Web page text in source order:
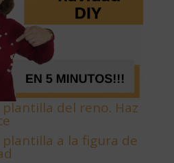
del reno. Haz
a la figura de